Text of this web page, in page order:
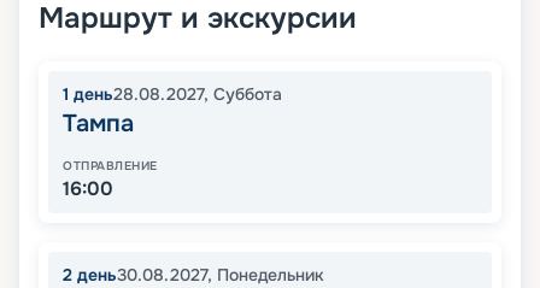
Маршрут и экскурсии
1 день28.08.2027, Суббота
Тампа
ОТПРАВЛЕНИЕ
16:00
2 день30.08.2027, Понедельник